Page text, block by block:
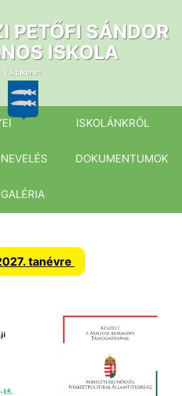
PETŐFI SÁNDOR
ISKOLA
ISKOLÁNKRÓL
DOKUMENTUMOK
GALÉRIA
tanévre